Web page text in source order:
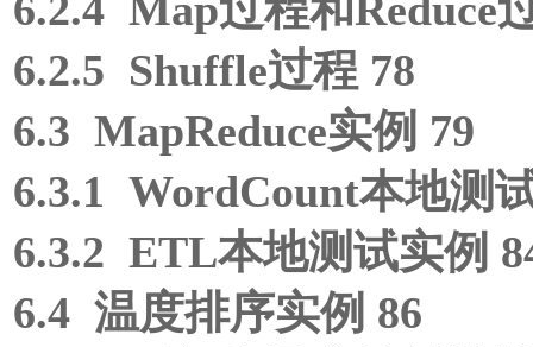
6.2.5 Shuffle过程 78
6.3 MapReduce实例 79
6.3.1 WordCount本地测
6.3.2 ETL本地测试实例
6.4 温度排序实例 86